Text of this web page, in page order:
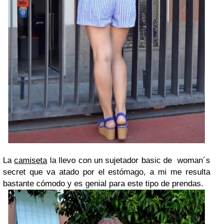
Lacamisetala llevo con un sujetador basic de woman´s
secret que va atado por el estómago, a mi me resulta
bastante cómodo y es genial para este tipo de prendas.